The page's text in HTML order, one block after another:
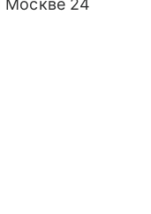
Москве 24